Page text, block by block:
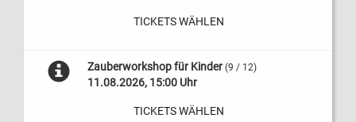
TICKETS WÄHLEN
Zauberworkshop für Kinder (9 / 12)
11.08.2026, 15:00 Uhr
TICKETS WÄHLEN